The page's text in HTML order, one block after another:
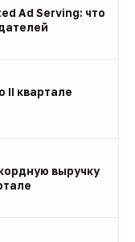
Ad Serving: что
II квартале
выручку